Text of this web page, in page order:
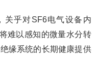
关乎对SF6电气设备内
难以感知的微量水分转
缘系统的长期健康提供